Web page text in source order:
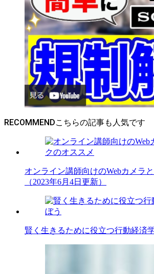
RECOMMEND
オンライン講師向けのWebカメラ
（2023年6月4日更新）
賢く生きるために役立つ行動経済